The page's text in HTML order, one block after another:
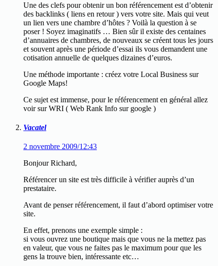
Une des clefs pour obtenir un bon référencement est d’obtenir
des backlinks ( liens en retour ) vers votre site. Mais qui veut
un lien vers une chambre d’hôtes ? Voilà la question à se
poser ! Soyez imaginatifs … Bien sûr il existe des centaines
d’annuaires de chambres, de nouveaux se créent tous les jours
et souvent après une période d’essai ils vous demandent une
cotisation annuelle de quelques dizaines d’euros.
Une méthode importante : créez votre Local Business sur
Google Maps!
Ce sujet est immense, pour le référencement en général allez
voir sur WRI ( Web Rank Info sur google )
Vacatel
2 novembre 2009/12:43
Bonjour Richard,
Référencer un site est très difficile à vérifier auprès d’un
prestataire.
Avant de penser référencement, il faut d’abord optimiser votre
site.
En effet, prenons une exemple simple :
si vous ouvrez une boutique mais que vous ne la mettez pas
en valeur, que vous ne faites pas le maximum pour que les
gens la trouve bien, intéressante etc…